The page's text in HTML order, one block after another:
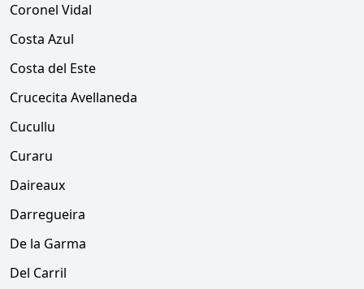
Coronel Vidal
Costa Azul
Costa del Este
Crucecita Avellaneda
Cucullu
Curaru
Daireaux
Darregueira
De la Garma
Del Carril